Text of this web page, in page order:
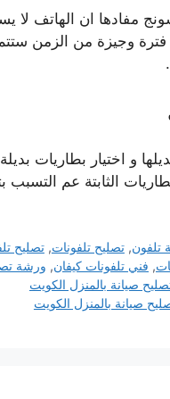
مفادها ان الهاتف لا
وجيزة من الزمن ستتم
و اختيار بطاريات
الثابتة عم
تلفون,تصليح تلفونات,تصليح
, فني تلفونات كيفان, ورشة